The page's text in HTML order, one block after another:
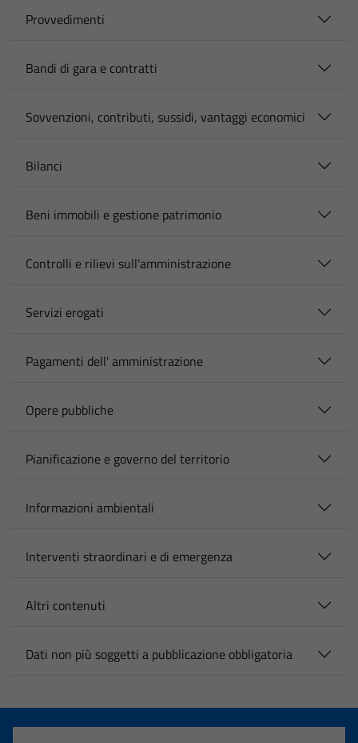
Provvedimenti
Bandi di gara e contratti
Sovvenzioni, contributi, sussidi, vantaggi economici
Bilanci
Beni immobili e gestione patrimonio
Controlli e rilievi sull'amministrazione
Servizi erogati
Pagamenti dell' amministrazione
Opere pubbliche
Pianificazione e governo del territorio
Informazioni ambientali
Interventi straordinari e di emergenza
Altri contenuti
Dati non più soggetti a pubblicazione obbligatoria